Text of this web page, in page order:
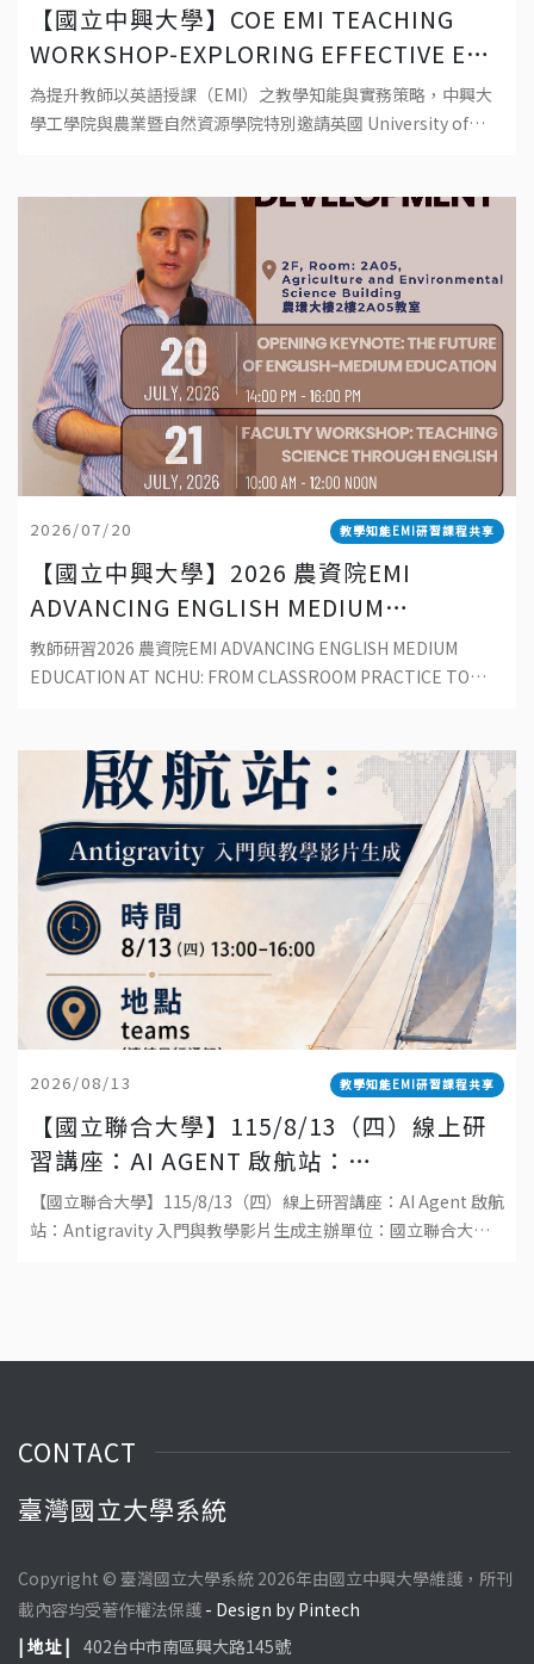
【國立中興大學】COE EMI TEACHING
WORKSHOP-EXPLORING EFFECTIVE EMI
TEACHING: PRINCIPLES, PRACTICES,
AND POSSIBILITIES 工學院EMI教師教學
可能性
為提升教師以英語授課（EMI）之教學知能與實務策略，中興大
學工學院與農業暨自然資源學院特別邀請英國 University of
2026/07/20 教學知能EMI研習課程共享
【國立中興大學】2026 農資院EMI
ADVANCING ENGLISH MEDIUM
EDUCATION AT NCHU: FROM
CLASSROOM PRACTICE TO
教師研習2026 農資院EMI ADVANCING ENGLISH MEDIUM
EDUCATION AT NCHU: FROM CLASSROOM PRACTICE TO
2026/08/13 教學知能EMI研習課程共享
【國立聯合大學】115/8/13（四）線上研
習講座：AI AGENT 啟航站：
ANTIGRAVITY 入門與教學影片生成
【國立聯合大學】115/8/13（四）線上研習講座：AI Agent 啟航
站：Antigravity 入門與教學影片生成主辦單位：國立聯合大學
CONTACT
臺灣國立大學系統
Copyright © 臺灣國立大學系統 2026年由國立中興大學維護，所刊
載內容均受著作權法保護 - Design by Pintech
| 地址 | 402台中市南區興大路145號